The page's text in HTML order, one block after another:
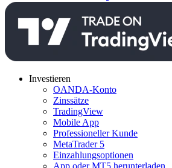
Investieren
OANDA-Konto
Zinssätze
TradingView
Mobile App
Professioneller Kunde
MetaTrader 5
Einzahlungsoptionen
App oder MT5 herunterladen